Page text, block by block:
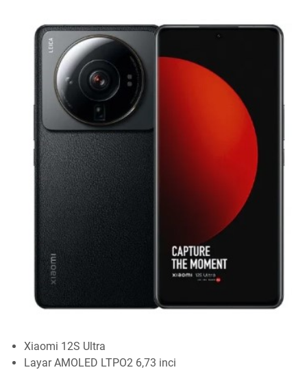
Xiaomi 12S Ultra
Layar AMOLED LTPO2 6,73 inci